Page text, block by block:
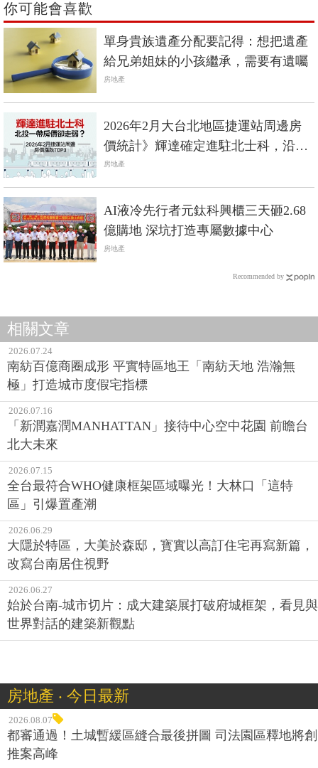
你可能會喜歡
單身貴族遺產分配要記得：想把遺產
給兄弟姐妹的小孩繼承，需要有遺囑
房地產
2026年2月大台北地區捷運站周邊房
價統計》輝達確定進駐北士科，沿線
房價卻下跌？
房地產
AI液冷先行者元鈦科興櫃三天砸2.68
億購地 深坑打造專屬數據中心
房地產
Recommended by
相關文章
2026.07.24
南紡百億商圈成形 平實特區地王「南紡天地 浩瀚無
極」打造城市度假宅指標
2026.07.16
「新潤嘉潤MANHATTAN」接待中心空中花園 前瞻台
北大未來
2026.07.15
全台最符合WHO健康框架區域曝光！大林口「這特
區」引爆置產潮
2026.06.29
大隱於特區，大美於森邸，寳實以高訂住宅再寫新篇，
改寫台南居住視野
2026.06.27
始於台南-城市切片：成大建築展打破府城框架，看見與
世界對話的建築新觀點
房地產 ‧ 今日最新
2026.08.07
都審通過！土城暫緩區縫合最後拼圖 司法園區釋地將創
推案高峰